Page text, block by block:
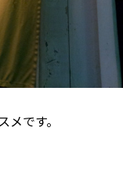
です。